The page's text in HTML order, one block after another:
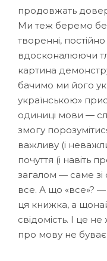
продовжать
Ми теж беремо
творенні,
вдосконалюючи
картина
бачимо ми його
українською»
одиниці мови —
змогу
важливу (і
почуття (і навіть
загалом — саме зі
все. А що «все»?
ця книжка, а
свідомість. І це
про мову не буває.